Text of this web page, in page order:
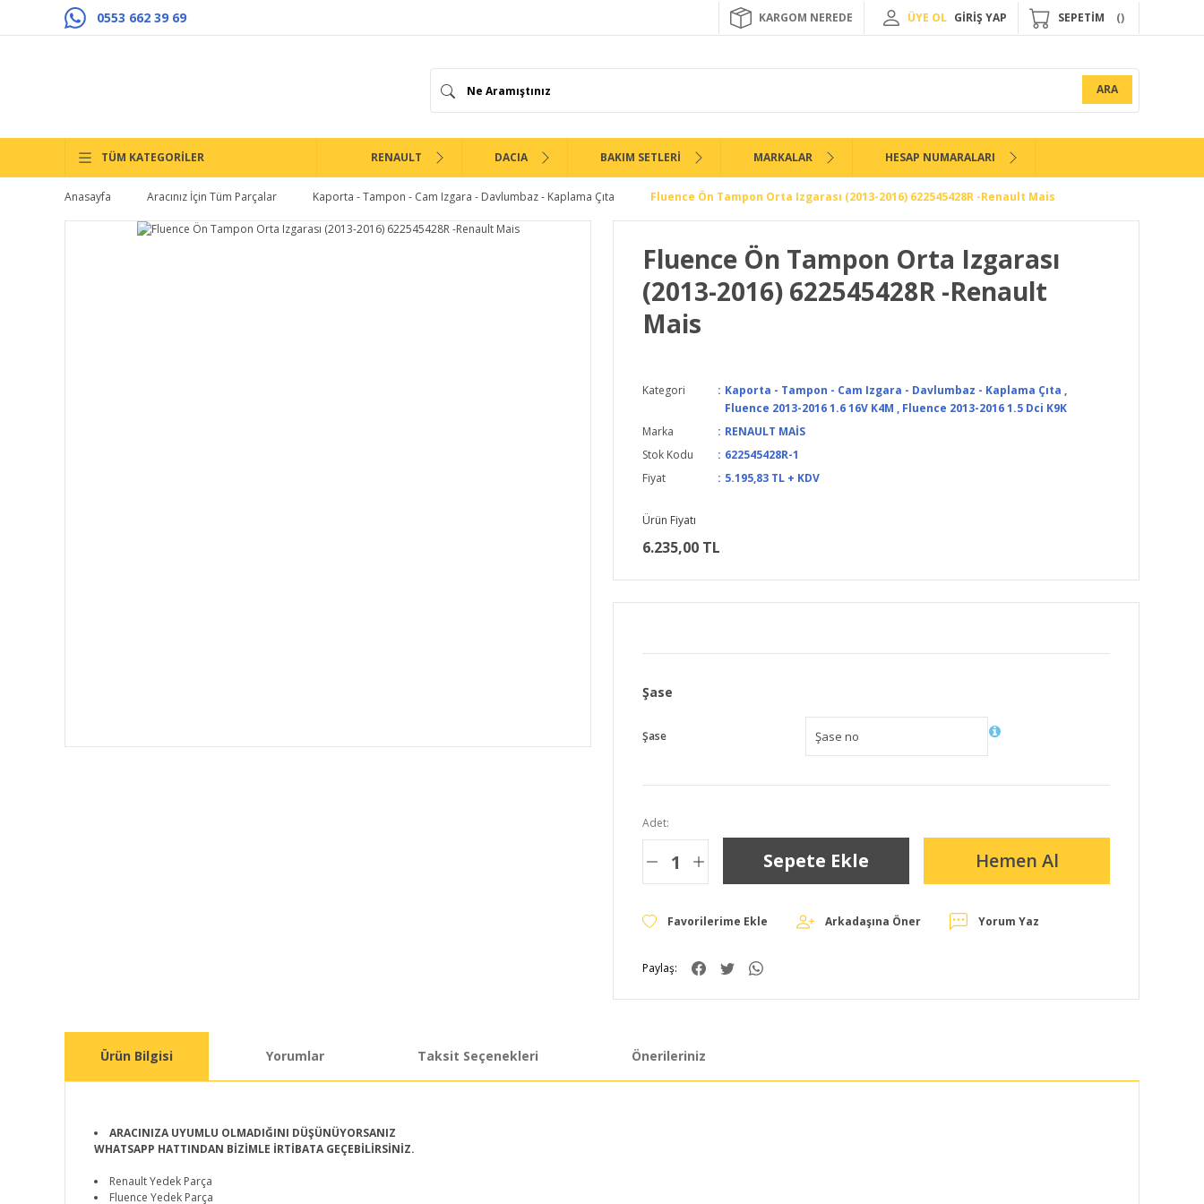
0553 662 39 69 KARGOM NEREDE ÜYE OL GİRİŞ YAP SEPETİM
ARA
TÜM KATEGORİLER RENAULT DACIA BAKIM SETLERİ MARKALAR HESAP NUMARALARI
Anasayfa Aracınız İçin Tüm Parçalar Kaporta - Tampon - Cam Izgara - Davlumbaz - Kaplama Çıta Fluence Ön Tampon Orta Izgarası (2013-2016) 622545428R -Renault Mais
Fluence Ön Tampon Orta Izgarası
(2013-2016) 622545428R -Renault
Mais
Kategori Kaporta - Tampon - Cam Izgara - Davlumbaz - Kaplama Çıta ,
Fluence 2013-2016 1.6 16V K4M , Fluence 2013-2016 1.5 Dci K9K
Marka
RENAULT MAİS
Stok Kodu
622545428R-1
Fiyat
5.195,83 TL + KDV
Ürün Fiyatı
6.235,00 TL
Şase
Şase
Adet:
Sepete Ekle Hemen Al
Arkadaşına Öner Yorum Yaz
Paylaş:
Ürün Bilgisi Yorumlar Taksit Seçenekleri Önerileriniz
ARACINIZA UYUMLU OLMADIĞINI DÜŞÜNÜYORSANIZ
WHATSAPP HATTINDAN BİZİMLE İRTİBATA GEÇEBİLİRSİNİZ.
Renault Yedek Parça
Fluence Yedek Parça